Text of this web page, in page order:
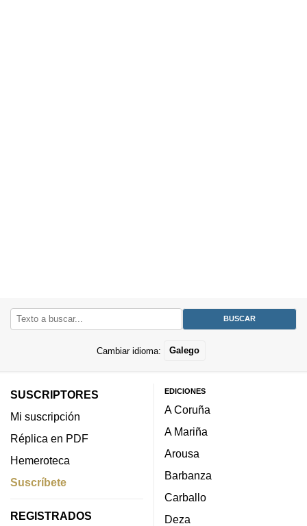
Cambiar idioma: Galego
SUSCRIPTORES
Mi suscripción
Réplica en PDF
Hemeroteca
Suscríbete
REGISTRADOS
EDICIONES
A Coruña
A Mariña
Arousa
Barbanza
Carballo
Deza